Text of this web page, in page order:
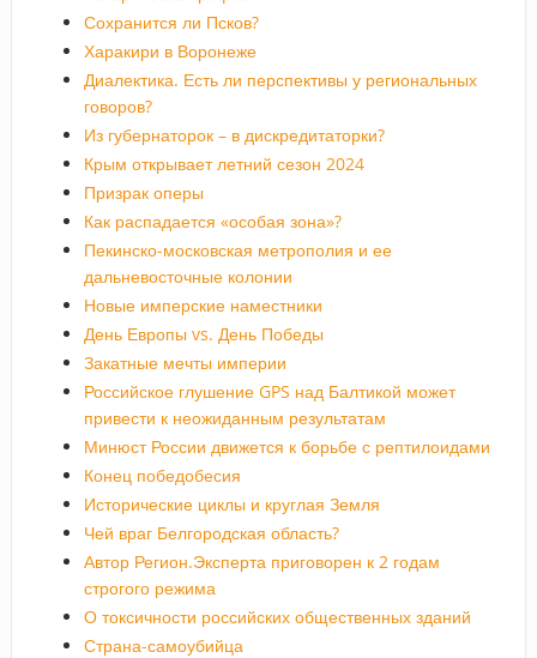
Сохранится ли Псков?
Харакири в Воронеже
Диалектика. Есть ли перспективы у региональных
говоров?
Из губернаторок – в дискредитаторки?
Крым открывает летний сезон 2024
Призрак оперы
Как распадается «особая зона»?
Пекинско-московская метрополия и ее
дальневосточные колонии
Новые имперские наместники
День Европы vs. День Победы
Закатные мечты империи
Российское глушение GPS над Балтикой может
привести к неожиданным результатам
Минюст России движется к борьбе с рептилоидами
Конец победобесия
Исторические циклы и круглая Земля
Чей враг Белгородская область?
Автор Регион.Эксперта приговорен к 2 годам
строгого режима
О токсичности российских общественных зданий
Страна-самоубийца